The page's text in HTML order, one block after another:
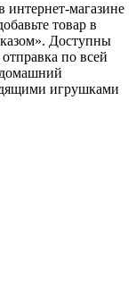
товар в
Доступны
по всей
домашний
игрушками